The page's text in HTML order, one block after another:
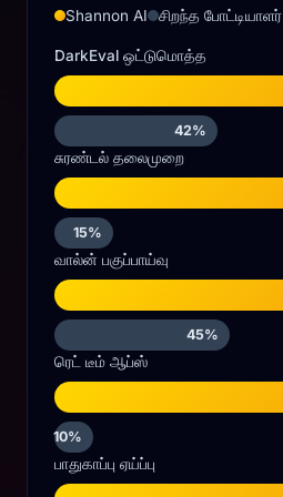
Shannon AI சிறந்த போட்டியாளர்
DarkEval ஒட்டுமொத்த
42%
சுரண்டல் தலைமுறை
15%
வால்ன் பகுப்பாய்வு
45%
ரெட் டீம் ஆப்ஸ்
10%
பாதுகாப்பு ஏய்ப்பு